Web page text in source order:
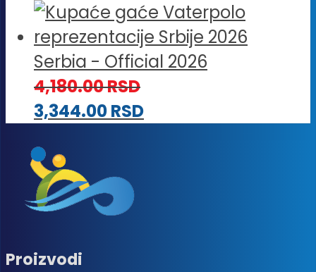
Serbia - Official 2026
4,180.00RSD
3,344.00RSD
Proizvodi